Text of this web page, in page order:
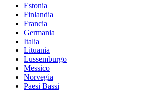
Estonia
Finlandia
Francia
Germania
Italia
Lituania
Lussemburgo
Messico
Norvegia
Paesi Bassi